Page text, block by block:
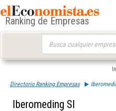
Ranking de Empresas
Directorio Ranking Empresas
Iberomeding Sl